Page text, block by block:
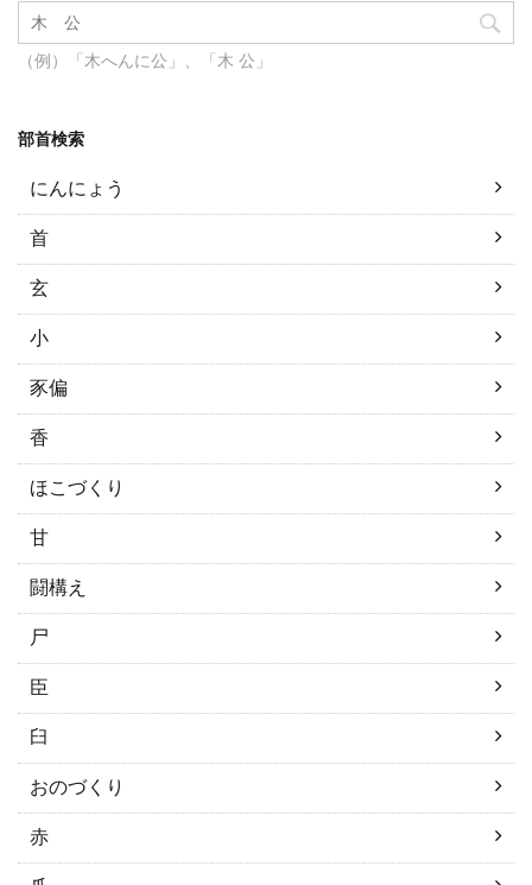
（例）「木へんに公」、「木 公」
部首検索
にんにょう
首
玄
小
豕偏
香
ほこづくり
甘
闘構え
尸
臣
臼
おのづくり
赤